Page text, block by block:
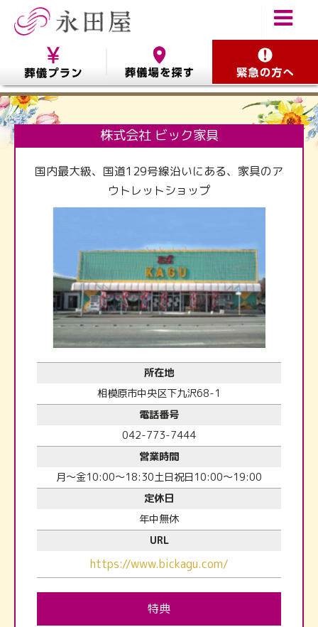
株式会社 ビック家具
国内最大級、国道129号線沿いにある、家具のア
ウトレットショップ
所在地
相模原市中央区下九沢68-1
電話番号
042-773-7444
営業時間
月〜金10:00〜18:30土日祝日10:00〜19:00
定休日
年中無休
URL
https://www.bickagu.com/
特典